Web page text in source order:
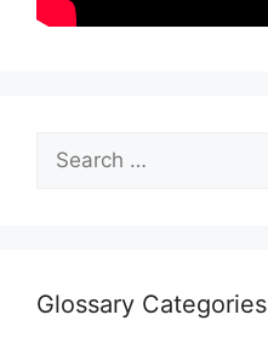
Glossary Categories